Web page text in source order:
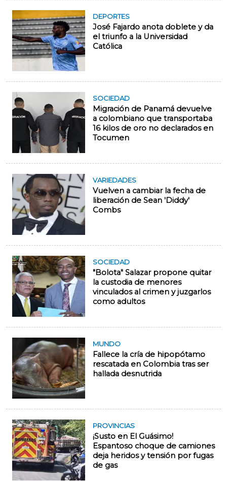
DEPORTES
José Fajardo anota doblete y da
el triunfo a la Universidad
Católica
SOCIEDAD
Migración de Panamá devuelve
a colombiano que transportaba
16 kilos de oro no declarados en
Tocumen
VARIEDADES
Vuelven a cambiar la fecha de
liberación de Sean 'Diddy'
Combs
SOCIEDAD
"Bolota" Salazar propone quitar
la custodia de menores
vinculados al crimen y juzgarlos
como adultos
MUNDO
Fallece la cría de hipopótamo
rescatada en Colombia tras ser
hallada desnutrida
PROVINCIAS
¡Susto en El Guásimo!
Espantoso choque de camiones
deja heridos y tensión por fugas
de gas